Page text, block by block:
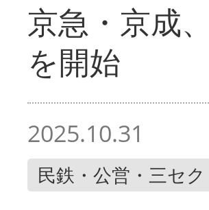
京急・京成
を開始
2025.10.31
民鉄・公営・三セク